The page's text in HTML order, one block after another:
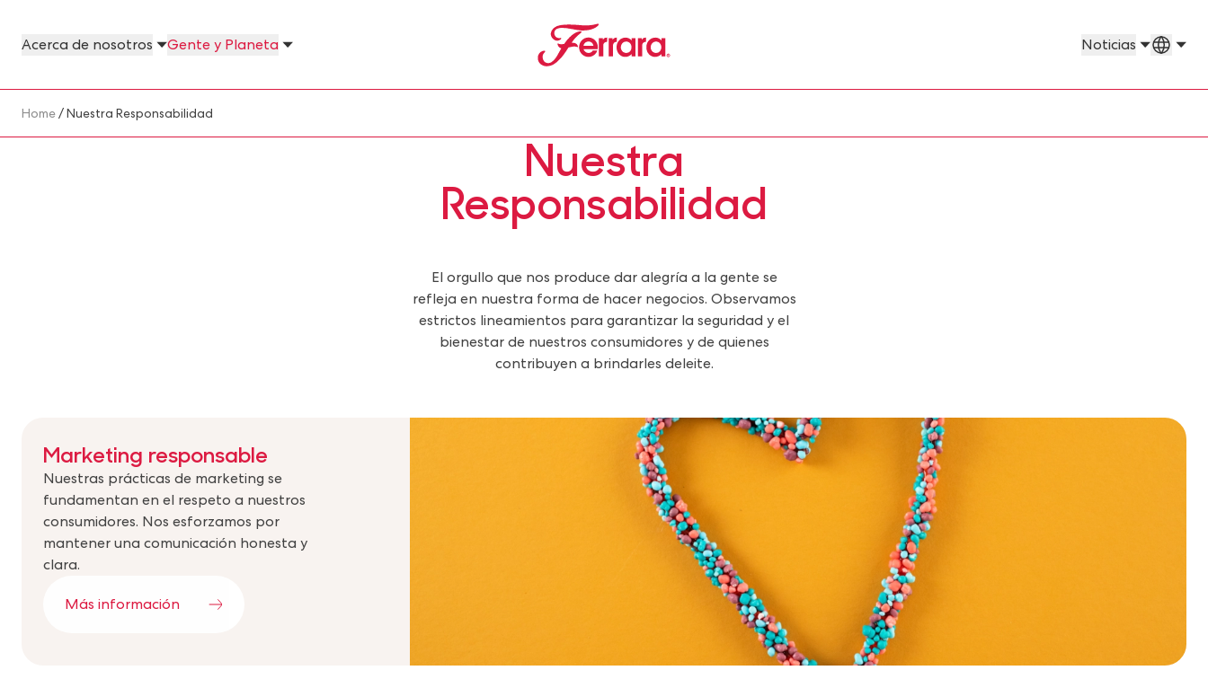
Ferrara
Acerca de nosotros Gente y Planeta Noticias Países
About Us Megamenu
People & Planet Megamenu
News Megamenu
Country & Language Megamenu
Breadcrumb
Home/ Nuestra Responsabilidad
Nuestra
Responsabilidad
El orgullo que nos produce dar alegría a la gente se
refleja en nuestra forma de hacer negocios. Observamos
estrictos lineamientos para garantizar la seguridad y el
bienestar de nuestros consumidores y de quienes
contribuyen a brindarles deleite.
Marketing responsable
Nuestras prácticas de marketing se
fundamentan en el respeto a nuestros
consumidores. Nos esforzamos por
mantener una comunicación honesta y
clara.
Más información